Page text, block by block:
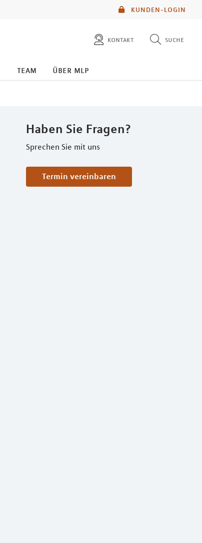
KUNDEN-LOGIN
kontakt suche
diese website durchsuchen
team über mlp
Haben Sie Fragen?
Sprechen Sie mit uns
Termin vereinbaren